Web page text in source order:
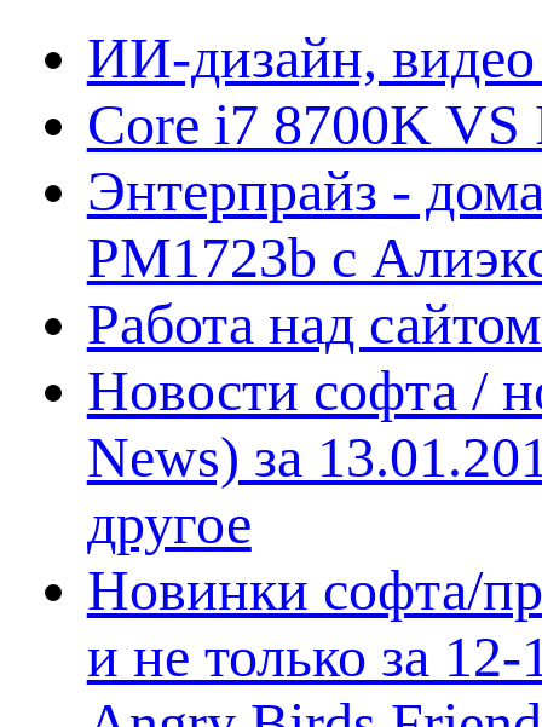
ИИ-дизайн,
Core i7 8700K VS
Энтерпрайз -
PM1723b с
Работа над
Новости софта /
News) за
другое
Новинки софта/
и не только за